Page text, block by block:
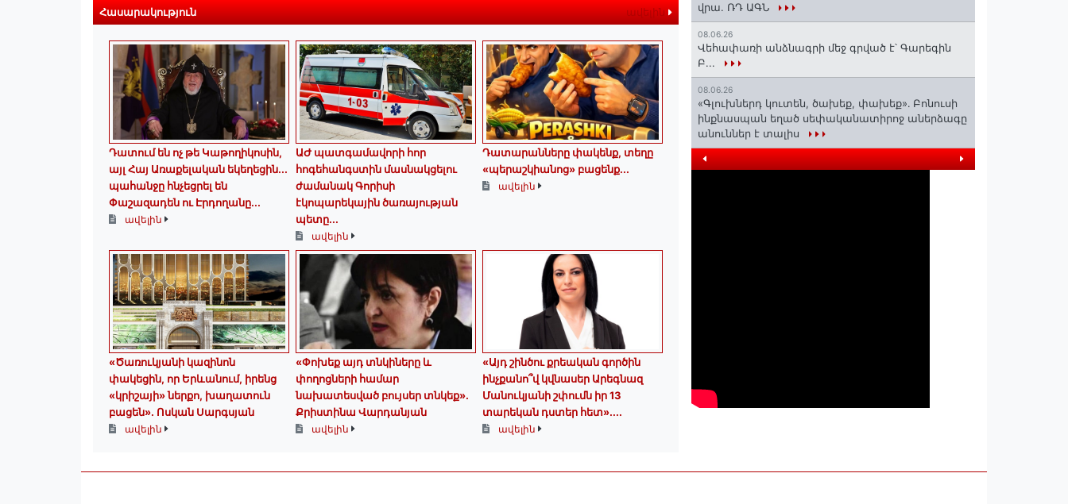
Հասարակություն ավելին
Դատում են ոչ թե Կաթողիկոսին,
այլ Հայ Առաքելական եկեղեցին․․․
պահանջը հնչեցրել են
Փաշազադեն ու Էրդողանը․․․
ավելին
ԱԺ պատգամավորի հոր
հոգեհանգստին մասնակցելու
ժամանակ Գորիսի
էկոպարեկային ծառայության
պետը...
ավելին
Դատարանները փակենք, տեղը
«պերաշկիանոց» բացենք․․․
ավելին
«Ծառուկյանի կազինոն
փակեցին, որ Երևանում, իրենց
«կրիշայի» ներքո, խաղատուն
բացեն»․ Ոսկան Սարգսյան
ավելին
«Փոխեք այդ տնկիները և
փողոցների համար
նախատեսված բույսեր տնկեք».
Քրիստինա Վարդանյան
ավելին
«Այդ շինծու քրեական գործին
ինչքանո՞վ կվնասեր Արեգնազ
Մանուկյանի շփումն իր 13
տարեկան դստեր հետ»․...
ավելին
վրա. ՌԴ ԱԳՆ
08.06.26
Վեհափառի անձնագրի մեջ գրված է՝ Գարեգին
Բ...
08.06.26
«Գլուխներդ կուտեն, ծախեք, փախեք»․ Բոնուսի
ինքնասպան եղած սեփականատիրոջ աներձագը
անուններ է տալիս